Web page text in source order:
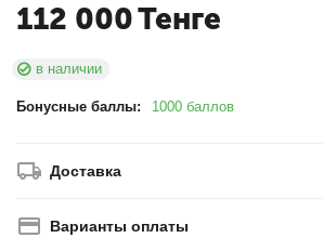
112 000Тенге
в наличии
Бонусные баллы: 1000 баллов
Доставка
Варианты оплаты